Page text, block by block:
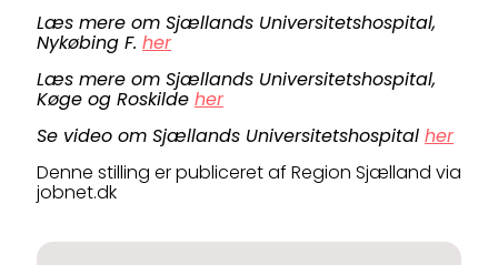
Læs mere om Sjællands Universitetshospital,
Nykøbing F. her
Læs mere om Sjællands Universitetshospital,
Køge og Roskilde her
Se video om Sjællands Universitetshospital her
Denne stilling er publiceret af Region Sjælland via
jobnet.dk